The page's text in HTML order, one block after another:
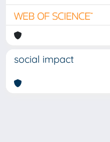
social impact